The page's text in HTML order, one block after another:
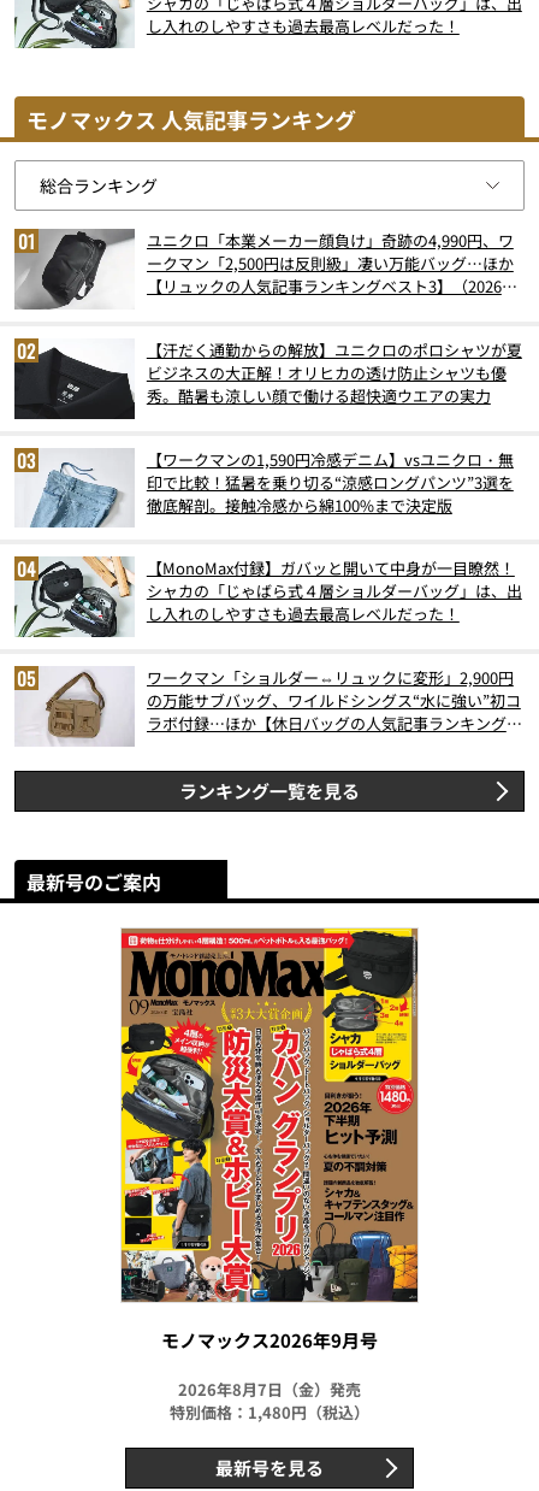
し入れのしやすさも過去最高レベルだった！
モノマックス 人気記事ランキング
ユニクロ「本業メーカー顔負け」奇跡の4,990円、ワ
ークマン「2,500円は反則級」凄い万能バッグ…ほか
【リュックの人気記事ランキングベスト3】（2026年
【汗だく通勤からの解放】ユニクロのポロシャツが夏
ビジネスの大正解！オリヒカの透け防止シャツも優
秀。酷暑も涼しい顔で働ける超快適ウエアの実力
【ワークマンの1,590円冷感デニム】vsユニクロ・無
印で比較！猛暑を乗り切る“涼感ロングパンツ”3選を
徹底解剖。接触冷感から綿100%まで決定版
【MonoMax付録】ガバッと開いて中身が一目瞭然！
シャカの「じゃばら式４層ショルダーバッグ」は、出
し入れのしやすさも過去最高レベルだった！
ワークマン「ショルダー⇔リュックに変形」2,900円
の万能サブバッグ、ワイルドシングス“水に強い”初コ
ラボ付録…ほか【休日バッグの人気記事ランキングベ
ランキング一覧を見る
最新号のご案内
モノマックス2026年9月号
2026年8月7日（金）発売
特別価格：1,480円（税込）
最新号を見る